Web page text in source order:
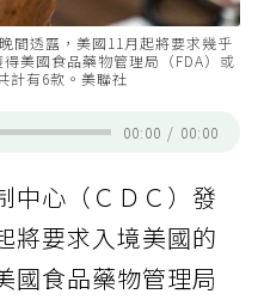
間透露，美國11月起將要求幾乎
美國食品藥物管理局（FDA）或
計有6款。美聯社
00:00 / 00:00
中心（ＣＤＣ）發
將要求入境美國的
國食品藥物管理局